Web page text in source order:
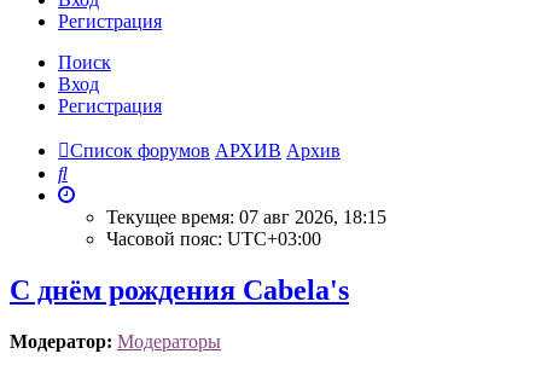
Регистрация
Поиск
Вход
Регистрация
Список форумов АРХИВ Архив
Поиск
Текущее время: 07 авг 2026, 18:15
Часовой пояс: UTC+03:00
С днём рождения Cabela's
Модератор: Модераторы